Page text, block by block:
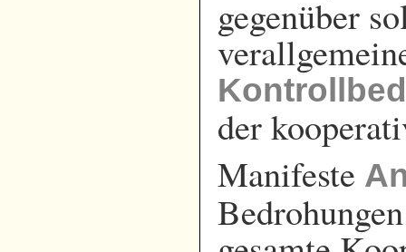
gegenüber
der
Manifeste